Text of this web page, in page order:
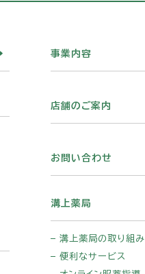
事業内容
店舗のご案内
お問い合わせ
溝上薬局
溝上薬局の取り組み
便利なサービス